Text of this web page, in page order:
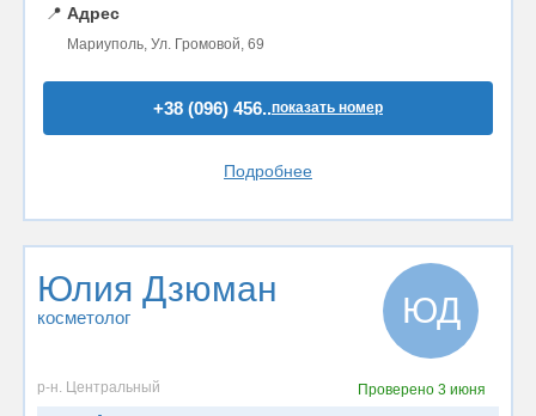
📍 Адрес
Мариуполь, Ул. Громовой, 69
+38 (096) 456..показать номер
Подробнее
Юлия Дзюман
косметолог ЮД
р-н. Центральный Проверено3 июня